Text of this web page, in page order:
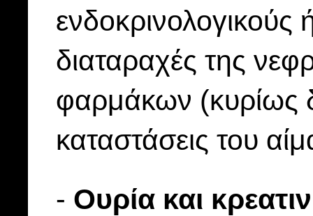
ενδοκρινολογικούς
διαταραχές της
φαρμάκων (κυρίως
καταστάσεις του
- Oυρία και